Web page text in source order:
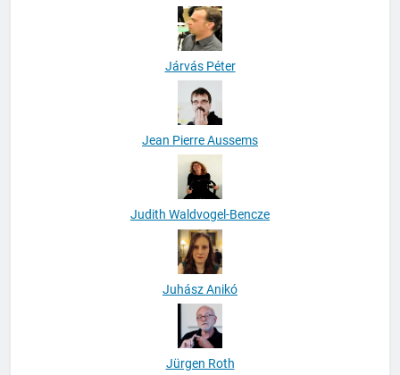
Járvás Péter
Jean Pierre Aussems
Judith Waldvogel-Bencze
Juhász Anikó
Jürgen Roth